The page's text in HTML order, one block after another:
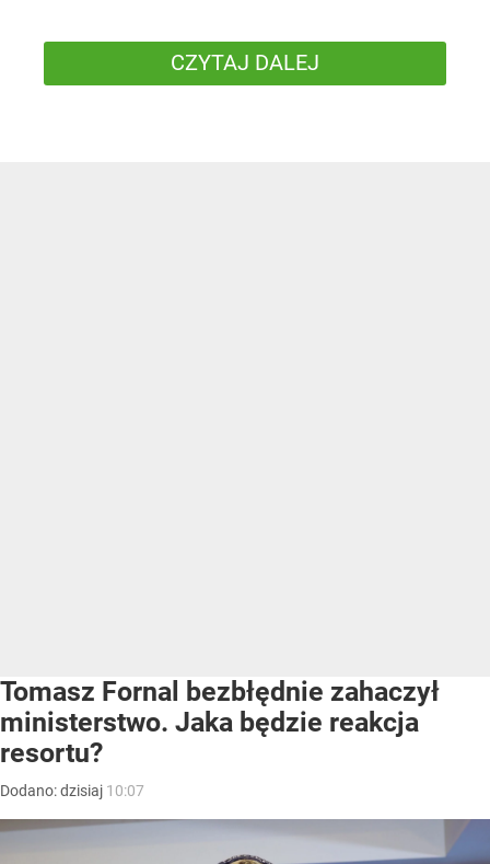
CZYTAJ DALEJ
Tomasz Fornal bezbłędnie zahaczył
ministerstwo. Jaka będzie reakcja
resortu?
Dodano:dzisiaj 10:07